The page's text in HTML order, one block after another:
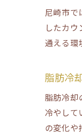
尼崎市で
したカ
通える環
脂肪冷
脂肪冷却
冷やして
の変化や